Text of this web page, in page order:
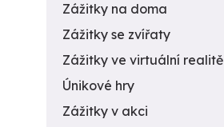
Zážitky na doma
Zážitky se zvířaty
Zážitky ve virtuální realitě
Únikové hry
Zážitky v akci